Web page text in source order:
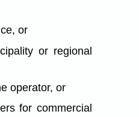
or
or regional
operator, or
for commercial